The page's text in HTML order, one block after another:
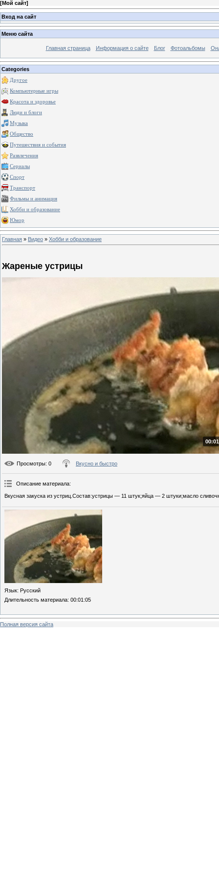
[Мой сайт]
Вход на сайт
Меню сайта
Главная страница Информация о сайте Блог Фотоальбомы
Categories
Другое
Компьютерные игры
Красота и здоровье
Люди и блоги
Музыка
Общество
Путешествия и события
Развлечения
Сериалы
Спорт
Транспорт
Фильмы и анимация
Хобби и образование
Юмор
Главная » Видео » Хобби и образование
Жареные устрицы
Просмотры: 0 Вкусно и быстро
Описание материала:
Вкусная закуска из устриц.Состав:устрицы — 11 штук;яйца — 2 штуки;масло
Язык: Русский
Длительность материала: 00:01:05
Полная версия сайта